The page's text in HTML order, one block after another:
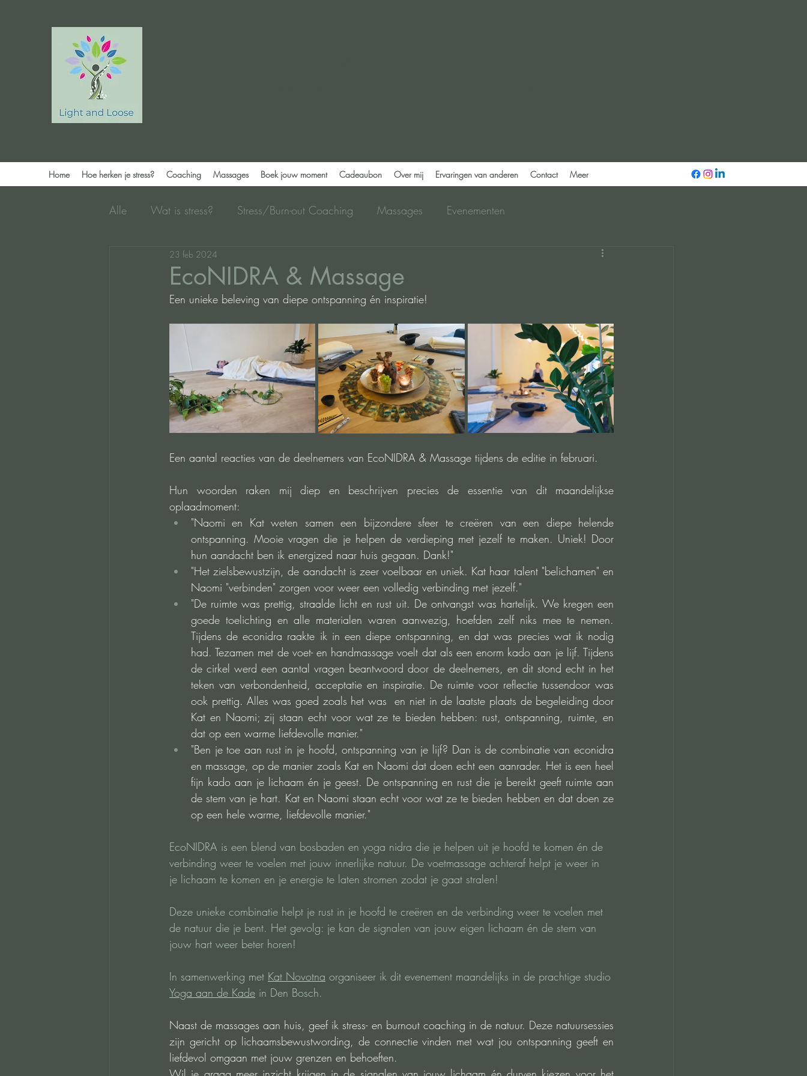
Home Hoe herken je stress? Coaching Massages Boek jouw moment Cadeaubon Over mij Ervaringen van anderen Contact Meer
Alle Wat is stress? Stress/Burn-out Coaching Massages Evenementen
EcoNIDRA & Massage
23 feb 2024
Een unieke beleving van diepe ontspanning én inspiratie!
Een aantal reacties van de deelnemers van EcoNIDRA & Massage tijdens de editie in februari.
Hun woorden raken mij diep en beschrijven precies de essentie van dit maandelijkse
oplaadmoment:
"Naomi en Kat weten samen een bijzondere sfeer te creëren van een diepe helende
ontspanning. Mooie vragen die je helpen de verdieping met jezelf te maken. Uniek! Door
hun aandacht ben ik energized naar huis gegaan. Dank!"
"Het zielsbewustzijn, de aandacht is zeer voelbaar en uniek. Kat haar talent "belichamen" en
Naomi "verbinden" zorgen voor weer een volledig verbinding met jezelf."
"De ruimte was prettig, straalde licht en rust uit. De ontvangst was hartelijk. We kregen een
goede toelichting en alle materialen waren aanwezig, hoefden zelf niks mee te nemen.
Tijdens de econidra raakte ik in een diepe ontspanning, en dat was precies wat ik nodig
had. Tezamen met de voet- en handmassage voelt dat als een enorm kado aan je lijf. Tijdens
de cirkel werd een aantal vragen beantwoord door de deelnemers, en dit stond echt in het
teken van verbondenheid, acceptatie en inspiratie. De ruimte voor reflectie tussendoor was
ook prettig. Alles was goed zoals het was  en niet in de laatste plaats de begeleiding door
Kat en Naomi; zij staan echt voor wat ze te bieden hebben: rust, ontspanning, ruimte, en
dat op een warme liefdevolle manier."
"Ben je toe aan rust in je hoofd, ontspanning van je lijf? Dan is de combinatie van econidra
en massage, op de manier zoals Kat en Naomi dat doen echt een aanrader. Het is een heel
fijn kado aan je lichaam én je geest. De ontspanning en rust die je bereikt geeft ruimte aan
de stem van je hart. Kat en Naomi staan echt voor wat ze te bieden hebben en dat doen ze
op een hele warme, liefdevolle manier."
EcoNIDRA is een blend van bosbaden en yoga nidra die je helpen uit je hoofd te komen én de
verbinding weer te voelen met jouw innerlijke natuur. De voetmassage achteraf helpt je weer in
je lichaam te komen en je energie te laten stromen zodat je gaat stralen!
Deze unieke combinatie helpt je rust in je hoofd te creëren en de verbinding weer te voelen met
de natuur die je bent. Het gevolg: je kan de signalen van jouw eigen lichaam én de stem van
jouw hart weer beter horen!
In samenwerking met Kat Novotna organiseer ik dit evenement maandelijks in de prachtige studio
Yoga aan de Kade in Den Bosch.
Naast de massages aan huis, geef ik stress- en burnout coaching in de natuur. Deze natuursessies
zijn gericht op lichaamsbewustwording, de connectie vinden met wat jou ontspanning geeft en
liefdevol omgaan met jouw grenzen en behoeften.